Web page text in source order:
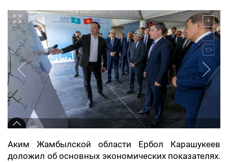
Аким Жамбылской области Ербол Карашукеев
доложил об основных экономических показателях.